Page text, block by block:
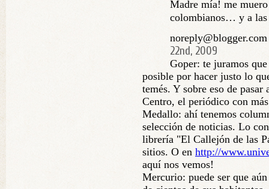
Madre mía! me
colombianos… y a las
22nd, 2009
Goper: te juramos
posible por hacer justo lo
temés. Y sobre eso de
Centro, el periódico con
Medallo: ahí tenemos
selección de noticias. Lo
librería "El Callejón de las
sitios. O en http://
aquí nos vemos!
Mercurio: puede ser que